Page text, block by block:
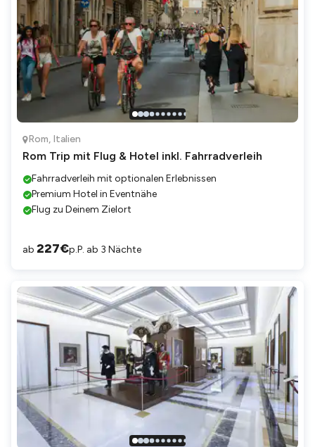
Rom, Italien
Rom Trip mit Flug & Hotel inkl. Fahrradverleih
Fahrradverleih mit optionalen Erlebnissen
Premium Hotel in Eventnähe
Flug zu Deinem Zielort
ab 227€p.P. ab 3 Nächte